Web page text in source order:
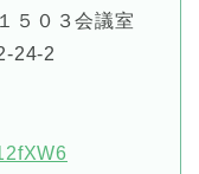
５０３会議室
24-2